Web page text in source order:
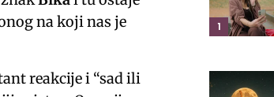
na koji nas je
reakcije i “sad ili
1